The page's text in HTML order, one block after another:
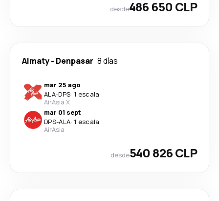
desde486 650 CLP
Almaty- Denpasar 8 días
mar 25 ago
ALA-DPS· 1 escala
AirAsia X
mar 01 sept
DPS-ALA· 1 escala
AirAsia
desde540 826 CLP